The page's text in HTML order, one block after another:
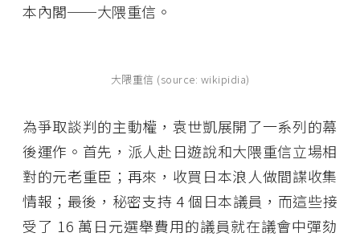
本內閣──大隈重信。
大隈重信 (source: wikipidia)
為爭取談判的主動權，袁世凱展開了一系列的幕
後運作。首先，派人赴日遊說和大隈重信立場相
對的元老重臣；再來，收買日本浪人做間諜收集
情報；最後，秘密支持 4 個日本議員，而這些接
受了 16 萬日元選舉費用的議員就在議會中彈劾